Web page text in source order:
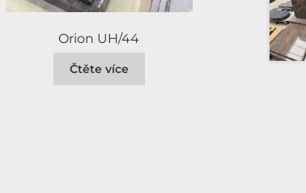
Orion UH/44
Čtěte více